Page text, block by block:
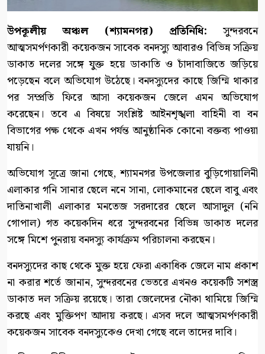
উপকূলীয় অঞ্চল (শ্যামনগর) প্রতিনিধি: সুন্দরবনে
আত্মসমর্পণকারী কয়েকজন সাবেক বনদস্যু আবারও বিভিন্ন সক্রিয়
ডাকাত দলের সঙ্গে যুক্ত হয়ে ডাকাতি ও চাঁদাবাজিতে জড়িয়ে
পড়েছেন বলে অভিযোগ উঠেছে। বনদস্যুদের কাছে জিম্মি থাকার
পর সম্প্রতি ফিরে আসা কয়েকজন জেলে এমন অভিযোগ
করেছেন। তবে এ বিষয়ে সংশ্লিষ্ট আইনশৃঙ্খলা বাহিনী বা বন
বিভাগের পক্ষ থেকে এখন পর্যন্ত আনুষ্ঠানিক কোনো বক্তব্য পাওয়া
যায়নি।
অভিযোগ সূত্রে জানা গেছে, শ্যামনগর উপজেলার বুড়িগোয়ালিনী
এলাকার গনি সানার ছেলে ননে সানা, লোকমানের ছেলে বাবু এবং
দাতিনাখালী এলাকার মনতেজ সরদারের ছেলে আসাদুল (ননি
গোপাল) গত কয়েকদিন ধরে সুন্দরবনের বিভিন্ন ডাকাত দলের
সঙ্গে মিশে পুনরায় বনদস্যু কার্যক্রম পরিচালনা করছেন।
বনদস্যুদের কাছ থেকে মুক্ত হয়ে ফেরা একাধিক জেলে নাম প্রকাশ
না করার শর্তে জানান, সুন্দরবনের ভেতরে এখনও কয়েকটি সশস্ত্র
ডাকাত দল সক্রিয় রয়েছে। তারা জেলেদের নৌকা থামিয়ে জিম্মি
করছে এবং মুক্তিপণ আদায় করছে। এসব দলে আত্মসমর্পণকারী
কয়েকজন সাবেক বনদস্যুকেও দেখা গেছে বলে তাদের দাবি।